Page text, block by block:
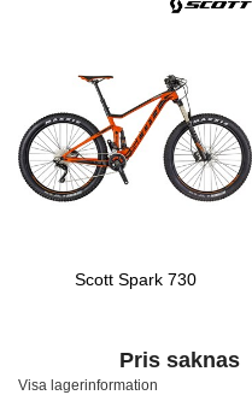
Scott Spark 730
Pris saknas
Visa lagerinformation